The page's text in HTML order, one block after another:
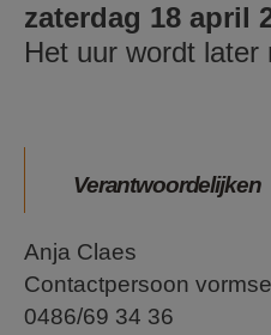
zaterdag 18 april
Het uur wordt later
Verantwoordelijken
Anja Claes
Contactpersoon
0486/69 34 36